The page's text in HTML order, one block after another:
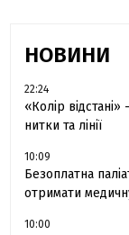
НОВИНИ
22:24
«Колір
нитки та лінії
10:09
Безоплатна
отримати
10:00